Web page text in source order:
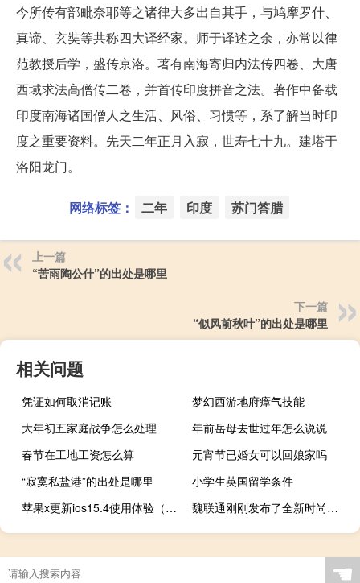
今所传有部毗奈耶等之诸律大多出自其手，与鸠摩罗什、
真谛、玄奘等共称四大译经家。师于译述之余，亦常以律
范教授后学，盛传京洛。著有南海寄归内法传四卷、大唐
西域求法高僧传二卷，并首传印度拼音之法。著作中备载
印度南海诸国僧人之生活、风俗、习惯等，系了解当时印
度之重要资料。先天二年正月入寂，世寿七十九。建塔于
洛阳龙门。
网络标签： 二年 印度 苏门答腊
上一篇
“苦雨陶公什”的出处是哪里
下一篇
“似风前秋叶”的出处是哪里
相关问题
凭证如何取消记账
梦幻西游地府瘴气技能
大年初五家庭战争怎么处理
年前岳母去世过年怎么说说
春节在工地工资怎么算
元宵节已婚女可以回娘家吗
“寂寞私盐港”的出处是哪里
小学生英国留学条件
苹果x更新ios15.4使用体验（苹果x可以更新12.4.1吗）
魏联通刚刚发布了全新时尚的TS230 NAS机箱
☚